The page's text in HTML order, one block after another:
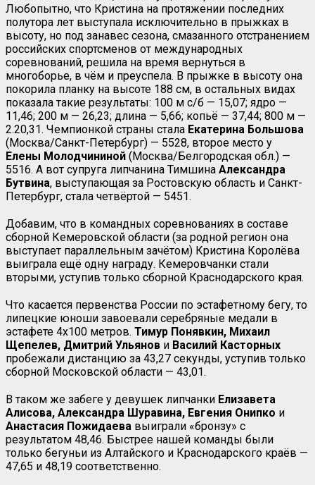
Любопытно, что Кристина на протяжении последних
полутора лет выступала исключительно в прыжках в
высоту, но под занавес сезона, смазанного отстранением
российских спортсменов от международных
соревнований, решила на время вернуться в
многоборье, в чём и преуспела. В прыжке в высоту она
покорила планку на высоте 188 см, в остальных видах
показала такие результаты: 100 м с/б — 15,07; ядро —
11,46; 200 м — 26,23; длина — 5,66; копьё — 37,44; 800 м —
2.20,31. Чемпионкой страны стала Екатерина Большова
(Москва/Санкт-Петербург) — 5528, второе место у
Елены Молодчининой (Москва/Белгородская обл.) —
5516. А вот супруга липчанина Тимшина Александра
Бутвина, выступающая за Ростовскую область и Санкт-
Петербург, стала четвёртой — 5451.
Добавим, что в командных соревнованиях в составе
сборной Кемеровской области (за родной регион она
выступает параллельным зачётом) Кристина Королёва
выиграла ещё одну награду. Кемеровчанки стали
вторыми, уступив только сборной Краснодарского края.
Что касается первенства России по эстафетному бегу, то
липецкие юноши завоевали серебряные медали в
эстафете 4х100 метров. Тимур Понявкин, Михаил
Щепелев, Дмитрий Ульянов и Василий Касторных
пробежали дистанцию за 43,27 секунды, уступив только
сборной Московской области — 43,01.
В таком же забеге у девушек липчанки Елизавета
Алисова, Александра Шуравина, Евгения Онипко и
Анастасия Пожидаева выиграли «бронзу» с
результатом 48,46. Быстрее нашей команды были
только бегуньи из Алтайского и Краснодарского краёв —
47,65 и 48,19 соответственно.